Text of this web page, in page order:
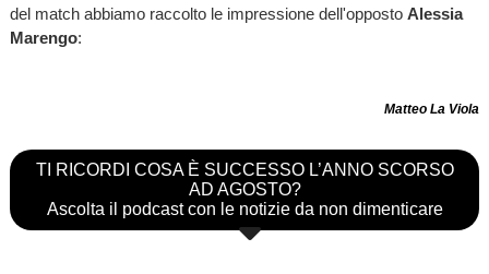
del match abbiamo raccolto le impressione dell'opposto Alessia
Marengo:
Matteo La Viola
TI RICORDI COSA È SUCCESSO L’ANNO SCORSO
AD AGOSTO?
Ascolta il podcast con le notizie da non dimenticare